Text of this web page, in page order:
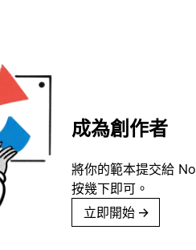
成為創作者
將你的範本提交給
按幾下即可。
立即開始 →